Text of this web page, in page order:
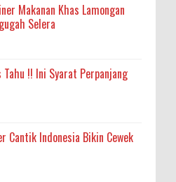
Makanan Khas Lamongan
Selera
Tahu !! Ini Syarat Perpanjang
Cantik Indonesia Bikin Cewek